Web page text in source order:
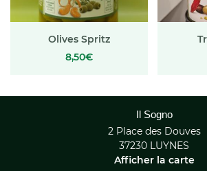
Olives Spritz
8,50€
Il Sogno
2 Place des Douves
37230 LUYNES
Afficher la carte